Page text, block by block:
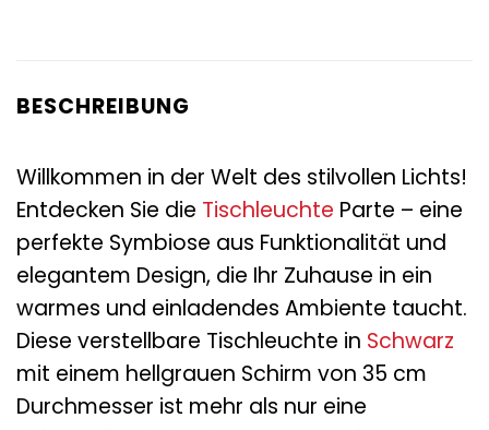
BESCHREIBUNG
Willkommen in der Welt des stilvollen Lichts!
Entdecken Sie die Tischleuchte Parte – eine
perfekte Symbiose aus Funktionalität und
elegantem Design, die Ihr Zuhause in ein
warmes und einladendes Ambiente taucht.
Diese verstellbare Tischleuchte in Schwarz
mit einem hellgrauen Schirm von 35 cm
Durchmesser ist mehr als nur eine